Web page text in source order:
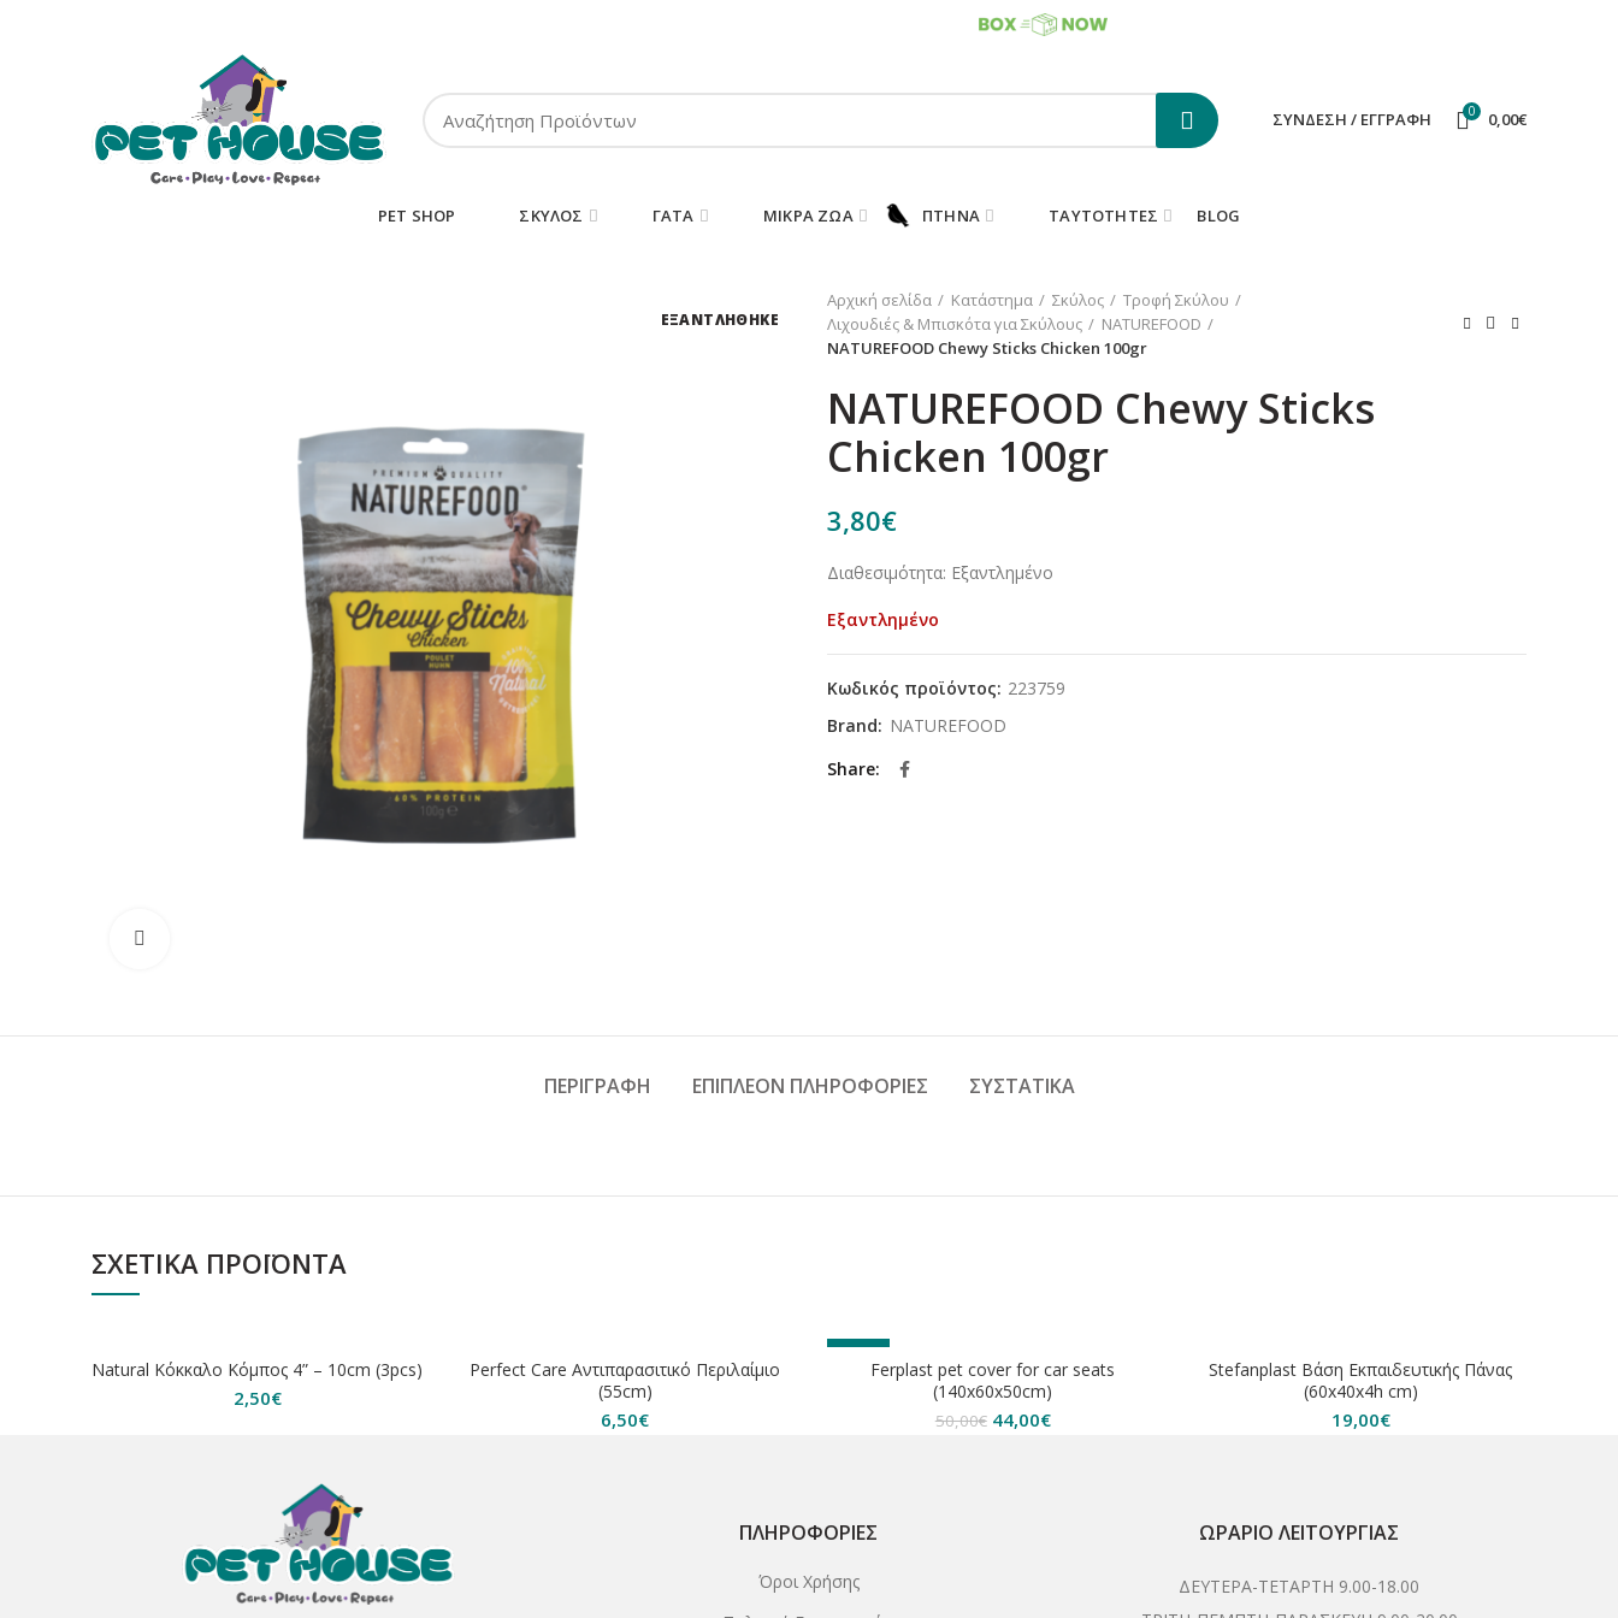
ΣΎΝΔΕΣΗ / ΕΓΓΡΑΦΉ 0 0,00€
PET SHOP ΣΚΎΛΟΣ ΓΆΤΑ ΜΙΚΡΆ ΖΏΑ ΠΤΗΝΆ ΤΑΥΤΌΤΗΤΕΣ BLOG
ΕΞΑΝΤΛΗΘΗΚΕ
Αρχική σελίδα Κατάστημα Σκύλος
Τροφή Σκύλου
Λιχουδιές & Μπισκότα για Σκύλους
NATUREFOOD
NATUREFOOD Chewy Sticks Chicken 100gr
NATUREFOOD Chewy Sticks
Chicken 100gr
3,80€
Διαθεσιμότητα: Εξαντλημένο
Εξαντλημένο
Κωδικός προϊόντος: 223759
Brand: NATUREFOOD
Share
ΠΕΡΙΓΡΑΦΉ ΕΠΙΠΛΈΟΝ ΠΛΗΡΟΦΟΡΊΕΣ ΣΥΣΤΑΤΙΚΆ
ΣΧΕΤΙΚΆ ΠΡΟΪΌΝΤΑ
Natural Κόκκαλο Κόμπος 4” – 10cm (3pcs)
2,50€
Perfect Care Αντιπαρασιτικό Περιλαίμιο
(55cm)
6,50€
-12%
ΕΞΑΝΤΛΗΘΗΚΕ
Ferplast pet cover for car seats
(140x60x50cm)
50,00€ Original
44,00€Η
Stefanplast Βάση Εκπαιδευτικής Πάνας
(60x40x4h cm)
19,00€
ΠΛΗΡΟΦΟΡΊΕΣ
Όροι Χρήσης
ΩΡΆΡΙΟ ΛΕΙΤΟΥΡΓΊΑΣ
ΔΕΥΤΕΡΑ-ΤΕΤΑΡΤΗ 9.00-18.00